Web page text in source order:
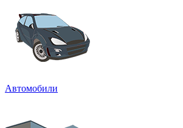
Автомобили